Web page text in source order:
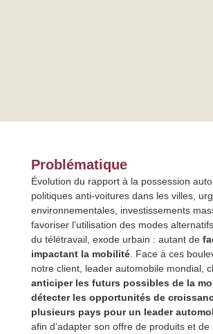
Problématique
Évolution du rapport à la possession
politiques anti-voitures dans les villes,
environnementales, investissements
favoriser l’utilisation des modes
du télétravail, exode urbain : autant de
impactant la mobilité. Face à ces
notre client, leader automobile mondial,
anticiper les futurs possibles de la
détecter les opportunités de
plusieurs pays pour un leader
afin d’adapter son offre de produits et de